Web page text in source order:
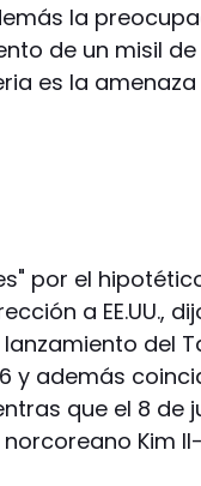
la
de un misil
es la
por el
a EE.UU.,
del
y además
que el 8 de
Kim